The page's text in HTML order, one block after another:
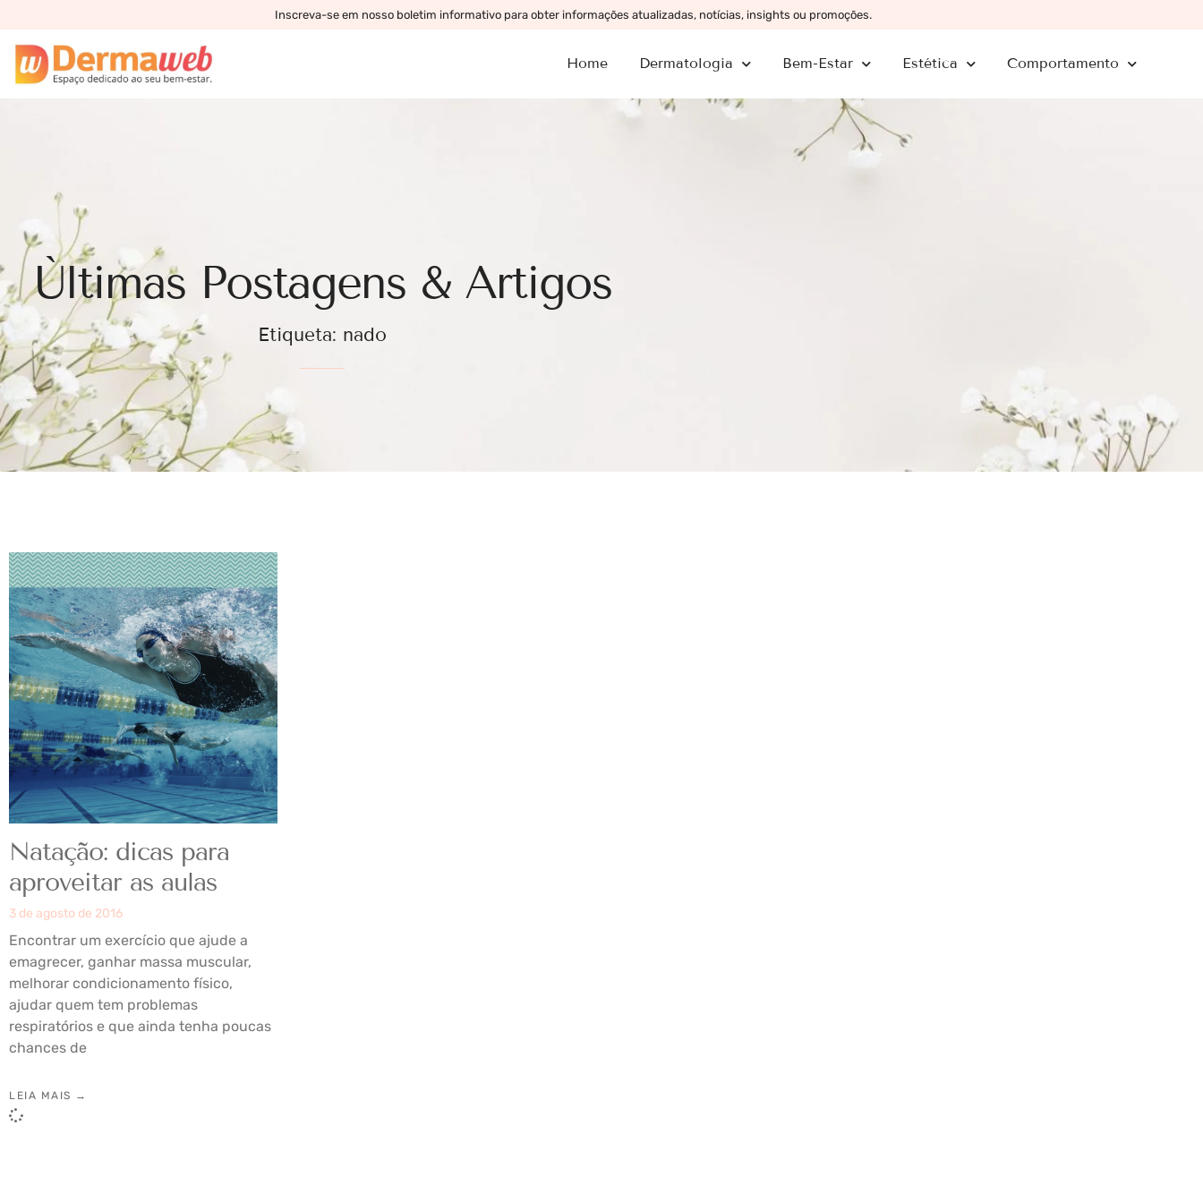
Inscreva-se em nosso boletim informativo para obter informações atualizadas, notícias, insights ou promoções.
Home Dermatologia Bem-Estar Estética Comportamento
Ùltimas Postagens & Artigos
Etiqueta: nado
Natação: dicas para
aproveitar as aulas
3 de agosto de 2016
Encontrar um exercício que ajude a
emagrecer, ganhar massa muscular,
melhorar condicionamento físico,
ajudar quem tem problemas
respiratórios e que ainda tenha poucas
chances de
LEIA MAIS →